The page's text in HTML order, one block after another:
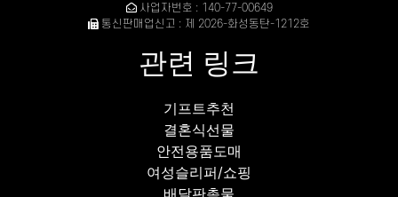
사업자번호 : 140-77-00649
통신판매업신고 : 제 2026-화성동탄-1212호
관련 링크
기프트추천
결혼식선물
안전용품도매
여성슬리퍼/쇼핑